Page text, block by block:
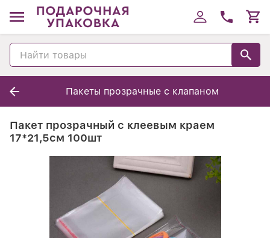
Пакеты прозрачные с клапаном
Пакет прозрачный с клеевым краем
17*21,5см 100шт